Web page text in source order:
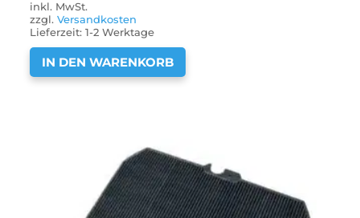
inkl. MwSt.
zzgl.Versandkosten
Lieferzeit:1-2 Werktage
IN DEN WARENKORB